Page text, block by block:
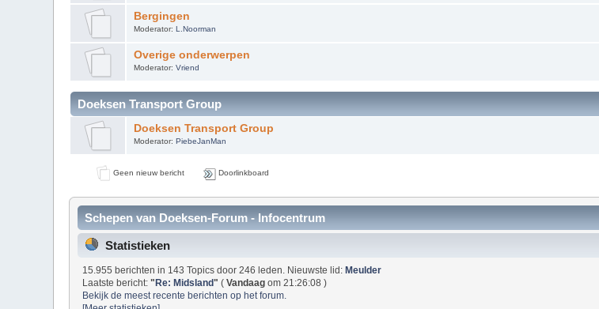
Bergingen
Moderator: L.Noorman
Overige onderwerpen
Moderator: Vriend
Doeksen Transport Group
Doeksen Transport Group
Moderator: PiebeJanMan
Geen nieuw bericht Doorlinkboard
Schepen van Doeksen-Forum - Infocentrum
Statistieken
15.955 berichten in 143 Topics door 246 leden. Nieuwste lid:Meulder
Laatste bericht:"Re: Midsland" (Vandaag om 21:26:08 )
Bekijk de meest recente berichten op het forum.